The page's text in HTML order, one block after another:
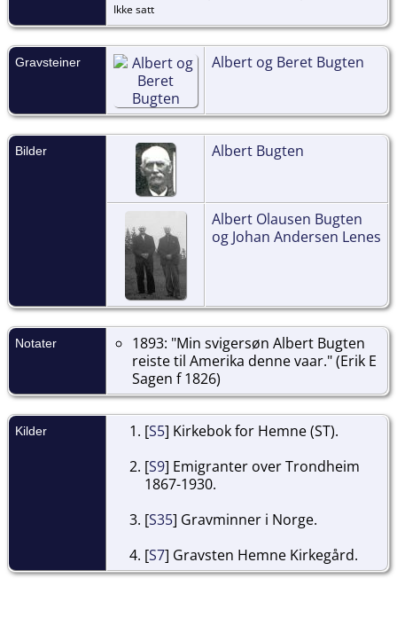
Ikke satt
Gravsteiner Albert og Beret Bugten
Bilder Albert Bugten
Albert Olausen Bugten
og Johan Andersen Lenes
Notater
1893: "Min svigersøn Albert Bugten
reiste til Amerika denne vaar." (Erik E
Sagen f 1826)
Kilder [S5] Kirkebok for Hemne (ST).
[S9] Emigranter over Trondheim
1867-1930.
[S35] Gravminner i Norge.
[S7] Gravsten Hemne Kirkegård.